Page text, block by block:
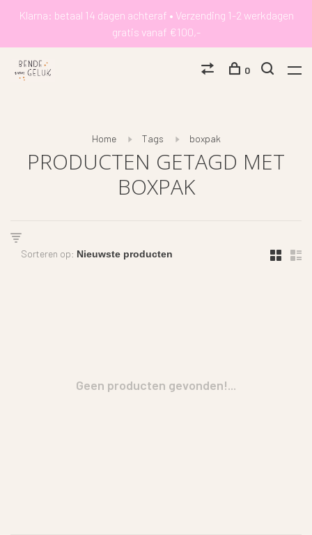
Klarna: betaal 14 dagen achteraf • Verzending 1-2 werkdagen
gratis vanaf €100,-
0
Home Tags boxpak
PRODUCTEN GETAGD MET
BOXPAK
Sorteren op:
Geen producten gevonden!...